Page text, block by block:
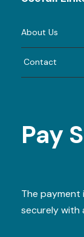
About Us
Contact
Pay
The
securely with